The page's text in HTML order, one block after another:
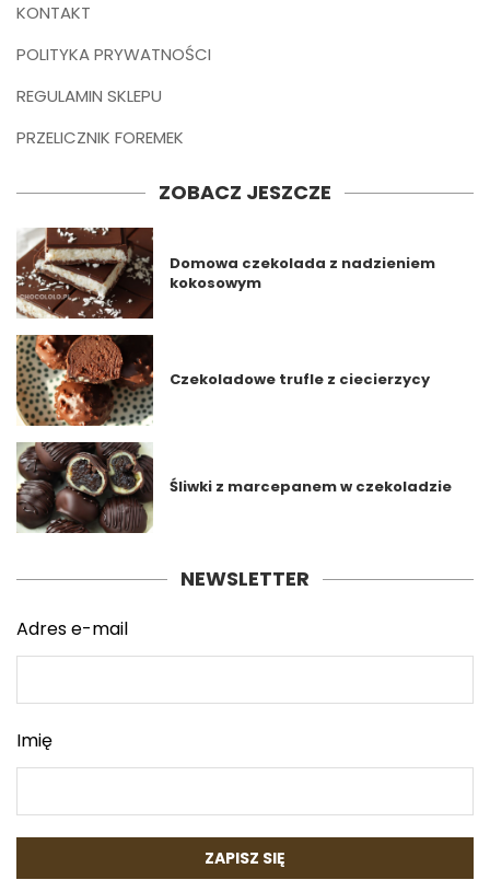
KONTAKT
POLITYKA PRYWATNOŚCI
REGULAMIN SKLEPU
PRZELICZNIK FOREMEK
ZOBACZ JESZCZE
Domowa czekolada z nadzieniem
kokosowym
Czekoladowe trufle z ciecierzycy
Śliwki z marcepanem w czekoladzie
NEWSLETTER
Adres e-mail
Imię